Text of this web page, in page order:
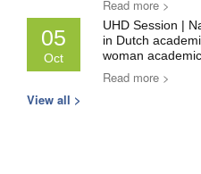
Read more >
05
Oct
UHD Session |
in Dutch
woman academic
Read more >
View all >